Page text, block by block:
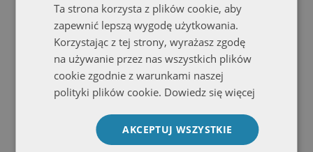
Solidność
Produkty z najlepszych materiałów
od renomowanych dostawców
Ta strona korzysta z plików cookie, aby
zapewnić lepszą wygodę użytkowania.
Korzystając z tej strony, wyrażasz zgodę
na używanie przez nas wszystkich plików
cookie zgodnie z warunkami naszej
polityki plików cookie. Dowiedz się więcej
AKCEPTUJ WSZYSTKIE